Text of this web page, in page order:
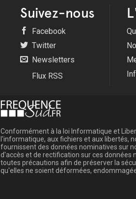
Suivez-nous
Facebook
Twitter
Newsletters
Flux RSS
Conformément à la loi Informatique et
l'informatique, aux fichiers et aux libertés,
fournissent des données nominatives sur
d'accès et de rectification sur ces données
toutes précautions afin de préserver la
qu'elles ne soient déformées,